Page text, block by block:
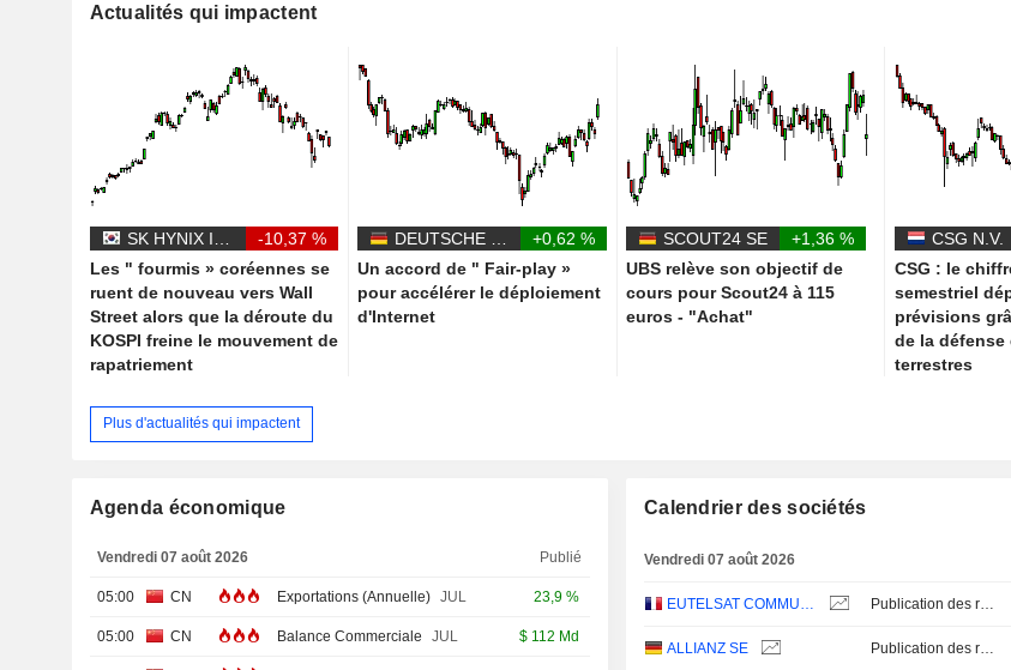
Actualités qui impactent
-10,37 %
Les " fourmis » coréennes se
ruent de nouveau vers Wall
Street alors que la déroute du
KOSPI freine le mouvement de
rapatriement
+0,62 %
Un accord de " Fair-play »
pour accélérer le déploiement
d'Internet
SCOUT24 SE
+1,36 %
UBS relève son objectif de
cours pour Scout24 à 115
euros - "Achat"
CSG N.V.
CSG : le
semestriel
prévisions
de la défense
terrestres
Plus d'actualités qui impactent
Agenda économique
Vendredi 07 août 2026 Publié
05:00 CN Exportations (Annuelle) JUL 23,9 %
05:00 CN Balance Commerciale JUL $ 112 Md
Calendrier des sociétés
Vendredi 07 août 2026
EUTELSAT COMMUNICATIONS Publication des résultats - Annuel 2026
ALLIANZ SE Publication des résultats - Q2 2026